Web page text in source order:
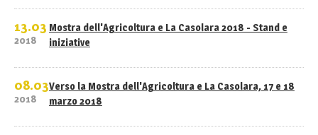
13.03
2018
Mostra dell'Agricoltura e La Casolara 2018 - Stand e
iniziative
08.03
2018
Verso la Mostra dell'Agricoltura e La Casolara, 17 e 18
marzo 2018